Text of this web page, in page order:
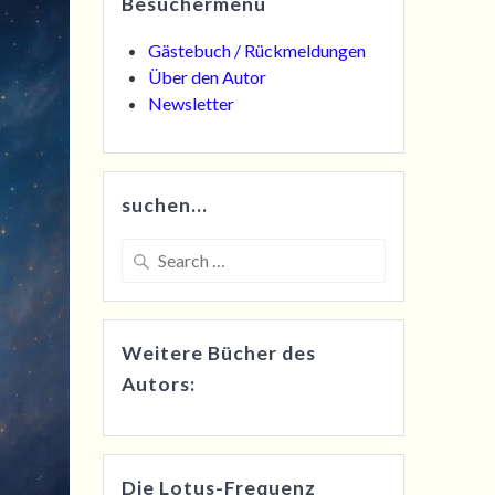
Gästebuch / Rückmeldungen
Über den Autor
Newsletter
suchen…
Search
Weitere Bücher des
Autors:
Die Lotus-Frequenz